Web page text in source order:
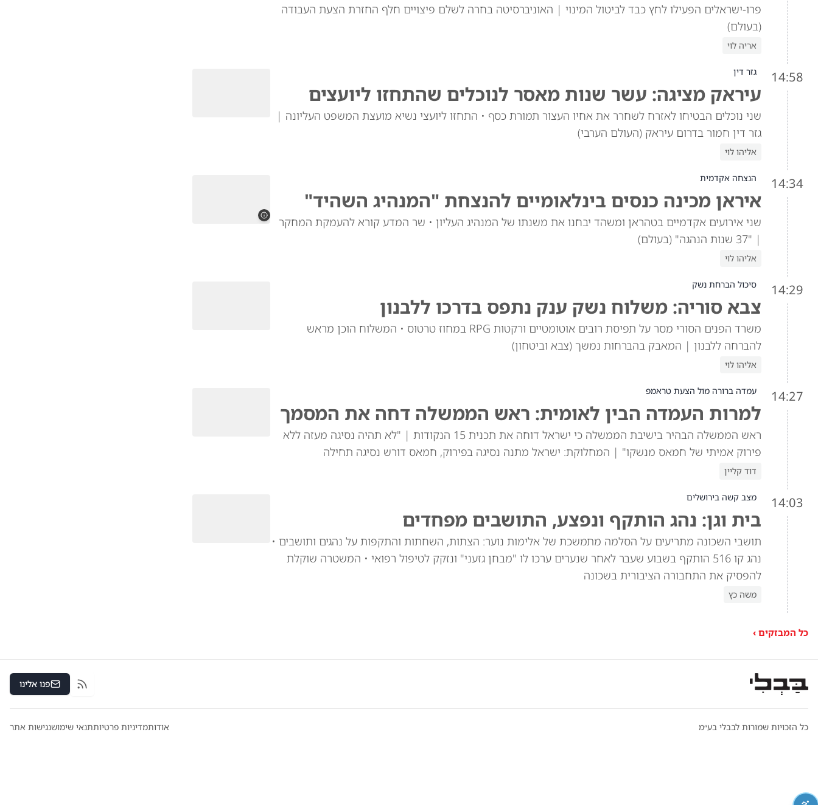
פרו-ישראלים הפעילו לחץ כבד לביטול המינוי | האוניברסיטה בחרה לשלם פיצויים חלף החזרת הצעת העבודה
(בעולם)
אריה לוי
14:58 גזר דין
עיראק מציגה: עשר שנות מאסר לנוכלים שהתחזו ליועצים
שני נוכלים הבטיחו לאזרח לשחרר את אחיו העצור תמורת כסף • התחזו ליועצי נשיא מועצת המשפט העליונה |
גזר דין חמור בדרום עיראק (העולם הערבי)
אליהו לוי
14:34 הנצחה אקדמית
איראן מכינה כנסים בינלאומיים להנצחת "המנהיג השהיד"
שני אירועים אקדמיים בטהראן ומשהד יבחנו את משנתו של המנהיג העליון • שר המדע קורא להעמקת המחקר
| "37 שנות הנהגה" (בעולם)
אליהו לוי
14:29 סיכול הברחת נשק
צבא סוריה: משלוח נשק ענק נתפס בדרכו ללבנון
משרד הפנים הסורי מסר על תפיסת רובים אוטומטיים ורקטות RPG במחוז טרטוס • המשלוח הוכן מראש
להברחה ללבנון | המאבק בהברחות נמשך (צבא וביטחון)
אליהו לוי
14:27 עמדה ברורה מול הצעת טראמפ
למרות העמדה הבין לאומית: ראש הממשלה דחה את המסמך
ראש הממשלה הבהיר בישיבת הממשלה כי ישראל דוחה את תכנית 15 הנקודות | "לא תהיה נסיגה מעזה ללא
פירוק אמיתי של חמאס מנשקו" | המחלוקת: ישראל מתנה נסיגה בפירוק, חמאס דורש נסיגה תחילה
דוד קליין
14:03 מצב קשה בירושלים
בית וגן: נהג הותקף ונפצע, התושבים מפחדים
תושבי השכונה מתריעים על הסלמה מתמשכת של אלימות נוער: הצתות, השחתות והתקפות על נהגים ותושבים •
נהג קו 516 הותקף בשבוע שעבר לאחר שנערים ערכו לו "מבחן גזעני" ונזקק לטיפול רפואי • המשטרה שוקלת
להפסיק את התחבורה הציבורית בשכונה
משה כץ
כל המבזקים ›
RSS פנו אלינו
כל הזכויות שמורות לבבלי בע״מ אודותמדיניות פרטיותתנאי שימושנגישות אתר